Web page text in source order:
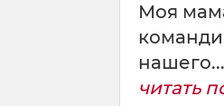
Моя
нашего...
читать